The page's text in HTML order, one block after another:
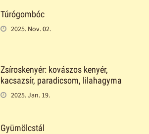
Túrógombóc
2025. Nov. 02.
Zsíroskenyér: kovászos kenyér,
kacsazsír, paradicsom, lilahagyma
2025. Jan. 19.
Gyümölcstál